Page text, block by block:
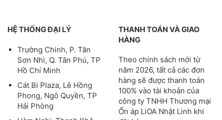
HỆ THỐNG ĐẠI LÝ
Trường Chinh, P. Tân
Sơn Nhì, Q. Tân Phú, TP
Hồ Chí Minh
Cát Bi Plaza, Lê Hồng
Phong, Ngô Quyền, TP
Hải Phòng
THANH TOÁN VÀ GIAO
HÀNG
Theo chính sách mới từ
năm 2026, tất cả các đơn
hàng sẽ được thanh toán
100% vào tài khoản của
công ty TNHH Thương mại
Ổn áp LiOA Nhật Linh khi